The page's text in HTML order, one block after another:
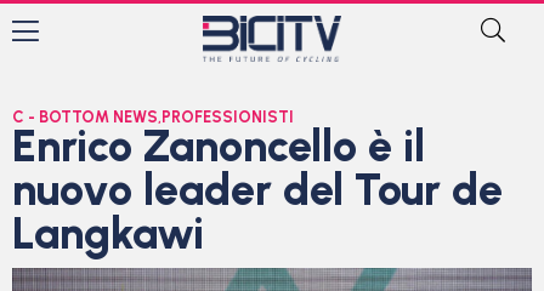
C - BOTTOM NEWS, PROFESSIONISTI
Enrico Zanoncello è il
nuovo leader del Tour de
Langkawi